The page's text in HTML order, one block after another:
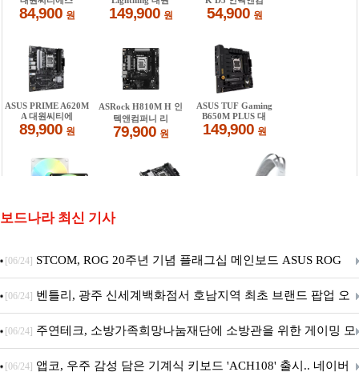
보드나라 최신 기사
[06/24] STCOM, ROG 20주년 기념 플래그십 메인보드 ASUS ROG
Crosshair X870E EDITION 20 국내 출시 예정
[06/24] 벤틀리, 광주 신세계백화점서 호남지역 최초 브랜드 팝업 오
픈
[06/24] 주연테크, 소방가족희망나눔재단에 소방관을 위한 게이밍 모
니터·스마트 펫 침대 기부
[06/24] 앱코, 우주 감성 담은 기계식 키보드 'ACH108' 출시.. 네이버